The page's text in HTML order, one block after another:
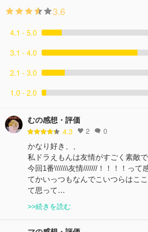
3.6
4.1 - 5.0
3.1 - 4.0
2.1 - 3.0
1.0 - 2.0
むの感想・評価
4.3 2 0
かなり好き、、
私ドラえもんは友情がすごく素敵
今回1番\\\\\\\友情///////！！！！って
てかいっつもなんでこいつらはこ
て思って…
>>続きを読む